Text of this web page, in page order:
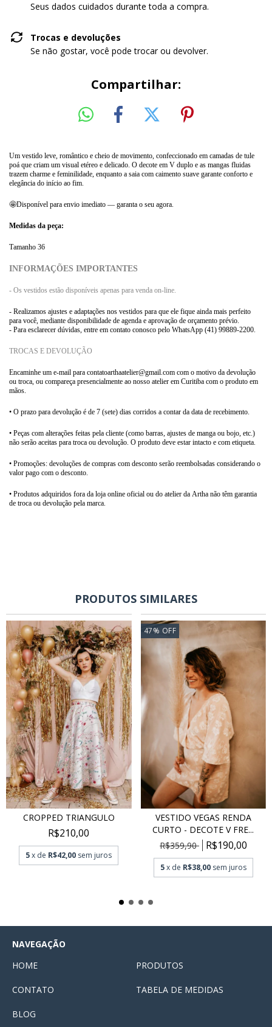
Seus dados cuidados durante toda a compra.
Trocas e devoluções
Se não gostar, você pode trocar ou devolver.
Compartilhar:
Um vestido leve, romântico e cheio de movimento, confeccionado em camadas de tule
poá que criam um visual etéreo e delicado. O decote em V duplo e as mangas fluidas
trazem charme e feminilidade, enquanto a saia com caimento suave garante conforto e
elegância do início ao fim.
🤩Disponível para envio imediato — garanta o seu agora.
Medidas da peça:
Tamanho 36
INFORMAÇÕES IMPORTANTES
- Os vestidos estão disponíveis apenas para venda on-line.
- Realizamos ajustes e adaptações nos vestidos para que ele fique ainda mais perfeito
para você, mediante disponibilidade de agenda e aprovação de orçamento prévio.
- Para esclarecer dúvidas, entre em contato conosco pelo WhatsApp (41) 99889-2200.
TROCAS E DEVOLUÇÃO
Encaminhe um e-mail para contatoarthaatelier@gmail.com com o motivo da devolução
ou troca, ou compareça presencialmente ao nosso atelier em Curitiba com o produto em
mãos.
• O prazo para devolução é de 7 (sete) dias corridos a contar da data de recebimento.
• Peças com alterações feitas pela cliente (como barras, ajustes de manga ou bojo, etc.)
não serão aceitas para troca ou devolução. O produto deve estar intacto e com etiqueta.
• Promoções: devoluções de compras com desconto serão reembolsadas considerando o
valor pago com o desconto.
• Produtos adquiridos fora da loja online oficial ou do atelier da Artha não têm garantia
de troca ou devolução pela marca.
PRODUTOS SIMILARES
CROPPED TRIANGULO
R$210,00
5x de R$42,00 sem juros
47% OFF
VESTIDO VEGAS RENDA
CURTO - DECOTE V FRE...
R$359,90
R$190,00
5x de R$38,00 sem juros
NAVEGAÇÃO
HOME
PRODUTOS
CONTATO TABELA DE MEDIDAS
BLOG